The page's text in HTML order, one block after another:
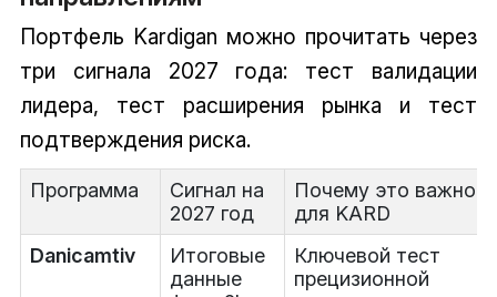
Портфель Kardigan можно прочитать через
три сигнала 2027 года: тест валидации
лидера, тест расширения рынка и тест
подтверждения риска.
Программа
Сигнал на
2027 год
Почему это важно
для KARD
Danicamtiv
Итоговые
данные
Ключевой тест
прецизионной